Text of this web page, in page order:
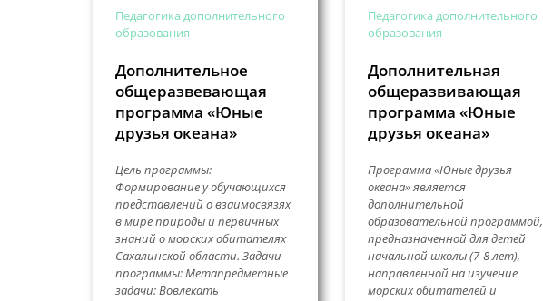
Педагогика дополнительного
образования
Дополнительное
общеразвевающая
программа «Юные
друзья океана»
Цель программы:
Формирование у обучающихся
представлений о взаимосвязях
в мире природы и первичных
знаний о морских обитателях
Сахалинской области. Задачи
программы: Метапредметные
задачи: Вовлекать
Педагогика дополнительного
образования
Дополнительная
общеразвивающая
программа «Юные
друзья океана»
Программа «Юные друзья
океана» является
дополнительной
образовательной программой,
предназначенной для детей
начальной школы (7-8 лет),
направленной на изучение
морских обитателей и